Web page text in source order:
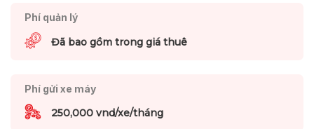
Phí quản lý
Đã bao gồm trong giá thuê
Phí gửi xe máy
250,000 vnd/xe/tháng